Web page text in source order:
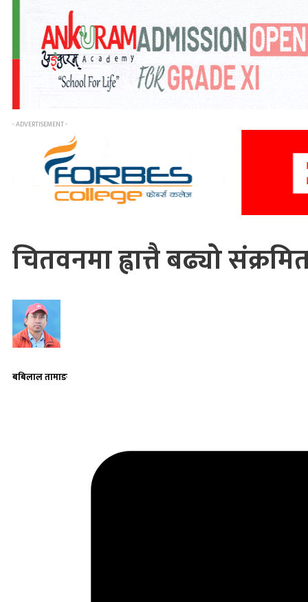
- ADVERTISEMENT -
चितवनमा ह्वात्तै बढ्यो
बबिलाल तामाङ